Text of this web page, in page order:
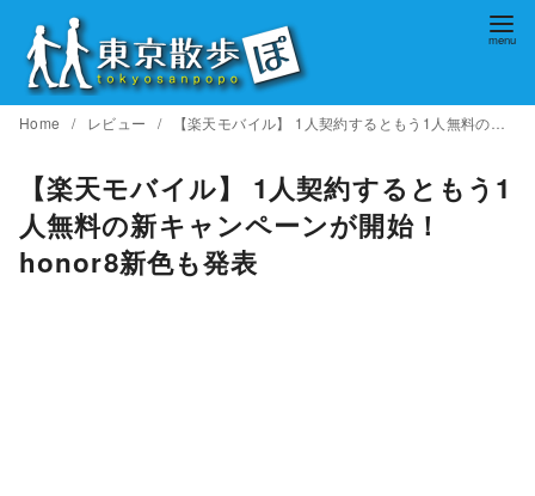
ンHome レビュー 【楽天モバイル】 1人契約するともう1人無料の新キャンペーンが開始！honor8新色も発表
【楽天モバイル】 1人契約するともう1
人無料の新キャンペーンが開始！
honor8新色も発表